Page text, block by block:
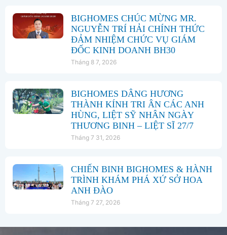
BIGHOMES CHÚC MỪNG MR.
NGUYỄN TRÍ HẢI CHÍNH THỨC
ĐẢM NHIỆM CHỨC VỤ GIÁM
ĐỐC KINH DOANH BH30
Tháng 8 7, 2026
BIGHOMES DÂNG HƯƠNG
THÀNH KÍNH TRI ÂN CÁC ANH
HÙNG, LIỆT SỸ NHÂN NGÀY
THƯƠNG BINH – LIỆT SĨ 27/7
Tháng 7 31, 2026
CHIẾN BINH BIGHOMES & HÀNH
TRÌNH KHÁM PHÁ XỨ SỞ HOA
ANH ĐÀO
Tháng 7 27, 2026